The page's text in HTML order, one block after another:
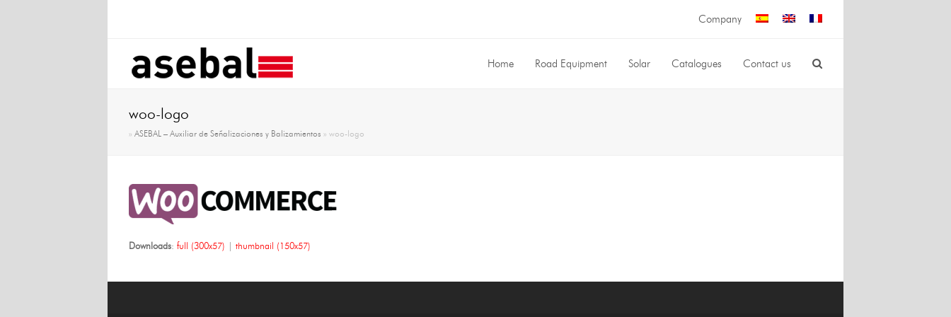
Company
Home Road Equipment Solar Catalogues Contact us
woo-logo
» ASEBAL – Auxiliar de Señalizaciones y Balizamientos » woo-logo
Downloads: full (300x57) | thumbnail (150x57)